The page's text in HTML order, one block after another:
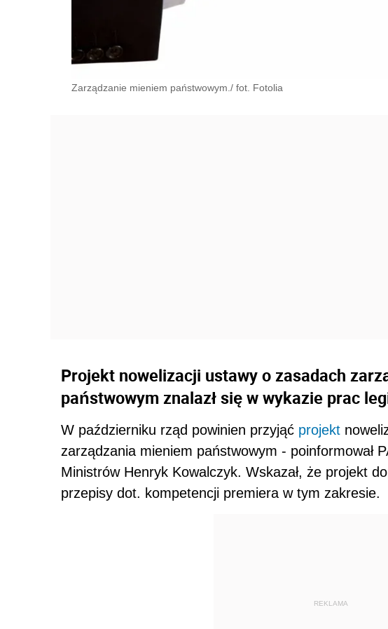
Zarządzanie mieniem państwowym./ fot. Fotolia
Projekt nowelizacji ustawy o zasadach
państwowym znalazł się w wykazie prac
W październiku rząd powinien przyjąć projekt
zarządzania mieniem państwowym - poinformował
Ministrów Henryk Kowalczyk. Wskazał, że projekt
przepisy dot. kompetencji premiera w tym zakresie.
REKLAMA